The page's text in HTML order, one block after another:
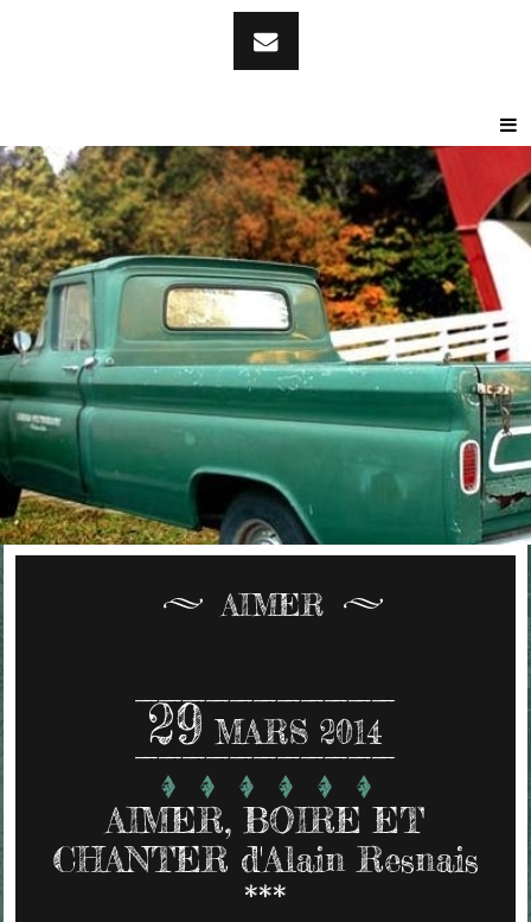
AIMER
29 MARS 2014
AIMER, BOIRE ET
CHANTER d'Alain Resnais
***